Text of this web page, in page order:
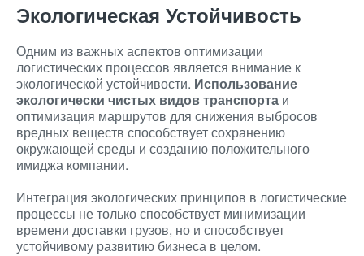
Экологическая Устойчивость
Одним из важных аспектов оптимизации
логистических процессов является внимание к
экологической устойчивости. Использование
экологически чистых видов транспорта и
оптимизация маршрутов для снижения выбросов
вредных веществ способствует сохранению
окружающей среды и созданию положительного
имиджа компании.
Интеграция экологических принципов в логистические
процессы не только способствует минимизации
времени доставки грузов, но и способствует
устойчивому развитию бизнеса в целом.